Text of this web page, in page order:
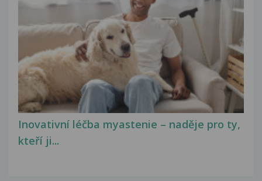
Inovativní léčba myastenie – naděje pro ty,
kteří ji...